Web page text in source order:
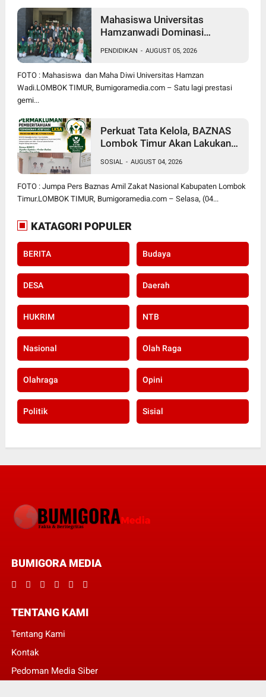
Mahasiswa Universitas
Hamzanwadi Dominasi
Harumkan NTB di Tingkat
Nasional
PENDIDIKAN - AUGUST 05, 2026
FOTO : Mahasiswa dan Maha Diwi Universitas Hamzan
Wadi.LOMBOK TIMUR, Bumigoramedia.com – Satu lagi prestasi
gemi...
Perkuat Tata Kelola, BAZNAS
Lombok Timur Akan Lakukan
Lembaga Kesejahteraan Sosial
Anak
SOSIAL - AUGUST 04, 2026
FOTO : Jumpa Pers Baznas Amil Zakat Nasional Kabupaten Lombok
Timur.LOMBOK TIMUR, Bumigoramedia.com – Selasa, (04...
KATAGORI POPULER
BERITA Budaya
DESA Daerah
HUKRIM NTB
Nasional Olah Raga
Olahraga Opini
Politik Sisial
BUMIGORA MEDIA
TENTANG KAMI
Tentang Kami
Kontak
Pedoman Media Siber